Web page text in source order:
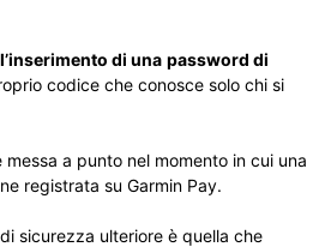
di una password di
codice che conosce solo chi si
a punto nel momento in cui una
registrata su Garmin Pay.
sicurezza ulteriore è quella che